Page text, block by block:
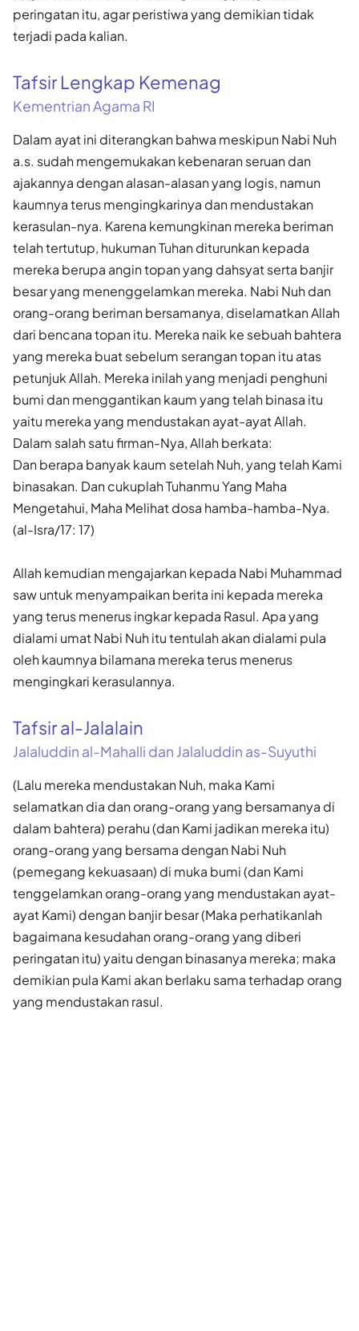
peringatan itu, agar peristiwa yang demikian tidak
terjadi pada kalian.
Tafsir Lengkap Kemenag
Kementrian Agama RI
Dalam ayat ini diterangkan bahwa meskipun Nabi Nuh
a.s. sudah mengemukakan kebenaran seruan dan
ajakannya dengan alasan-alasan yang logis, namun
kaumnya terus mengingkarinya dan mendustakan
kerasulan-nya. Karena kemungkinan mereka beriman
telah tertutup, hukuman Tuhan diturunkan kepada
mereka berupa angin topan yang dahsyat serta banjir
besar yang menenggelamkan mereka. Nabi Nuh dan
orang-orang beriman bersamanya, diselamatkan Allah
dari bencana topan itu. Mereka naik ke sebuah bahtera
yang mereka buat sebelum serangan topan itu atas
petunjuk Allah. Mereka inilah yang menjadi penghuni
bumi dan menggantikan kaum yang telah binasa itu
yaitu mereka yang mendustakan ayat-ayat Allah.
Dalam salah satu firman-Nya, Allah berkata:
Dan berapa banyak kaum setelah Nuh, yang telah Kami
binasakan. Dan cukuplah Tuhanmu Yang Maha
Mengetahui, Maha Melihat dosa hamba-hamba-Nya.
(al-Isra/17: 17)
Allah kemudian mengajarkan kepada Nabi Muhammad
saw untuk menyampaikan berita ini kepada mereka
yang terus menerus ingkar kepada Rasul. Apa yang
dialami umat Nabi Nuh itu tentulah akan dialami pula
oleh kaumnya bilamana mereka terus menerus
mengingkari kerasulannya.
Tafsir al-Jalalain
Jalaluddin al-Mahalli dan Jalaluddin as-Suyuthi
(Lalu mereka mendustakan Nuh, maka Kami
selamatkan dia dan orang-orang yang bersamanya di
dalam bahtera) perahu (dan Kami jadikan mereka itu)
orang-orang yang bersama dengan Nabi Nuh
(pemegang kekuasaan) di muka bumi (dan Kami
tenggelamkan orang-orang yang mendustakan ayat-
ayat Kami) dengan banjir besar (Maka perhatikanlah
bagaimana kesudahan orang-orang yang diberi
peringatan itu) yaitu dengan binasanya mereka; maka
demikian pula Kami akan berlaku sama terhadap orang
yang mendustakan rasul.